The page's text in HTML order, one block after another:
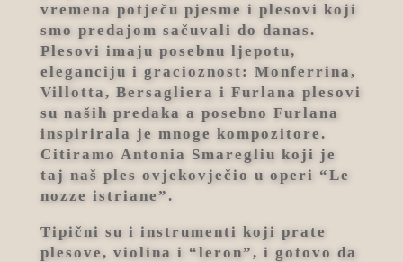
vremena potječu pjesme i plesovi koji
smo predajom sačuvali do danas.
Plesovi imaju posebnu ljepotu,
eleganciju i gracioznost: Monferrina,
Villotta, Bersagliera i Furlana plesovi
su naših predaka a posebno Furlana
inspirirala je mnoge kompozitore.
Citiramo Antonia Smaregliu koji je
taj naš ples ovjekovječio u operi “Le
nozze istriane”.
Tipični su i instrumenti koji prate
plesove, violina i “leron”, i gotovo da